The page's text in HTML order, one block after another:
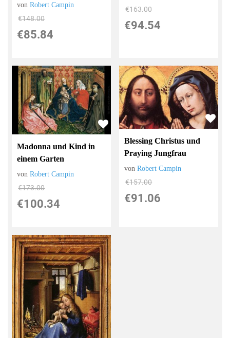
vonRobert Campin
€148.00
€85.84
€163.00
€94.54
Madonna und Kind in
einem Garten
vonRobert Campin
€173.00
€100.34
Blessing Christus und
Praying Jungfrau
vonRobert Campin
€157.00
€91.06